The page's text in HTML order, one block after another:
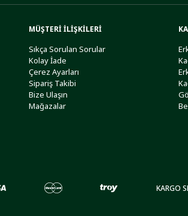
MÜŞTERİ İLİŞKİLERİ
Sıkça Sorulan Sorular
Kolay İade
Çerez Ayarları
Sipariş Takibi
Bize Ulaşın
Mağazalar
KARGO